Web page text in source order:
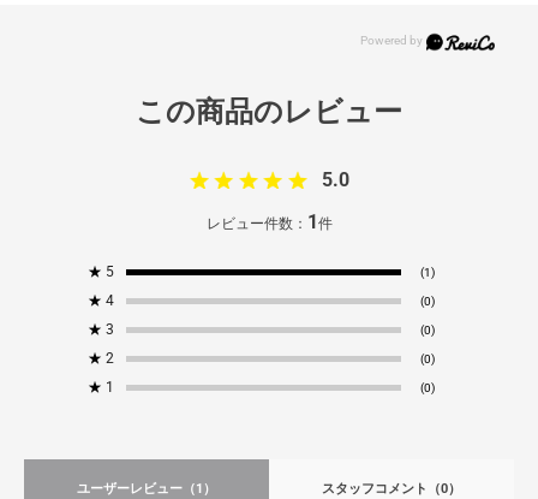
5.0
レビュー件数： 1 件
★ 5 (1)
★ 4 (0)
★ 3 (0)
★ 2 (0)
★ 1 (0)
ユーザーレビュー （1） スタッフコメント （0）